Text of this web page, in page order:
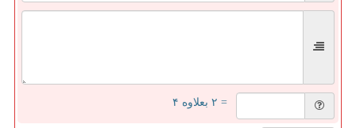
= ۲ بعلاوه ۴